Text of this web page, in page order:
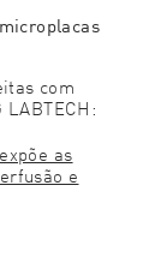
com
as
e